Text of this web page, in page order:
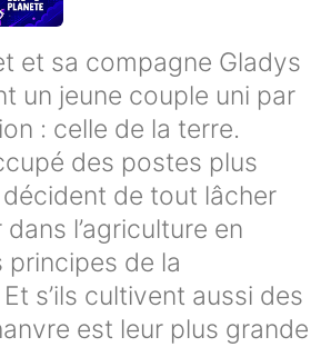
et sa compagne Gladys
un jeune couple uni par
: celle de la terre.
des postes plus
de tout lâcher
l’agriculture en
principes de la
s’ils cultivent aussi des
est leur plus grande